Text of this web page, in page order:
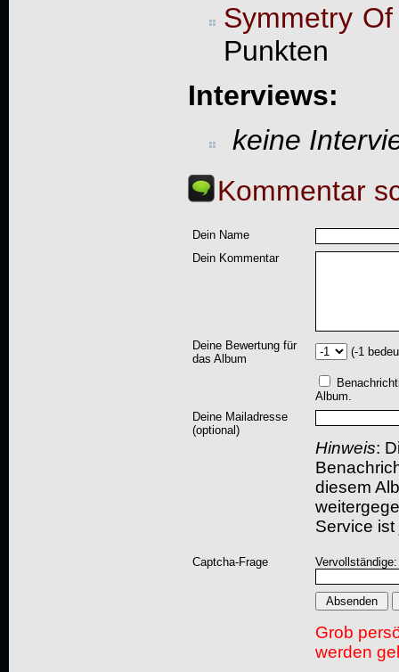
Symmetry
Punkten
Interviews:
keine
Kommentar
Dein Name
Dein Kommentar
Deine Bewertung für
das Album
(-1
Album.
Deine Mailadresse
(optional)
Hinweis:
diesem
Service
Captcha-Frage
Grob
werden